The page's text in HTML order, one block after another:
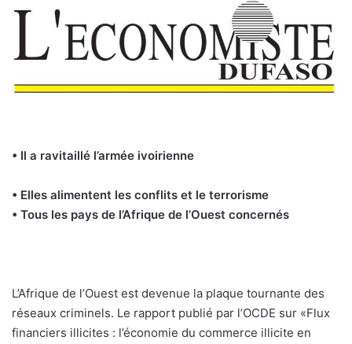
• Il a ravitaillé l’armée ivoirienne
• Elles alimentent les conflits et le terrorisme
• Tous les pays de l’Afrique de l’Ouest concernés
L’Afrique de l’Ouest est devenue la plaque tournante des
réseaux criminels. Le rapport publié par l’OCDE sur «Flux
financiers illicites : l’économie du commerce illicite en